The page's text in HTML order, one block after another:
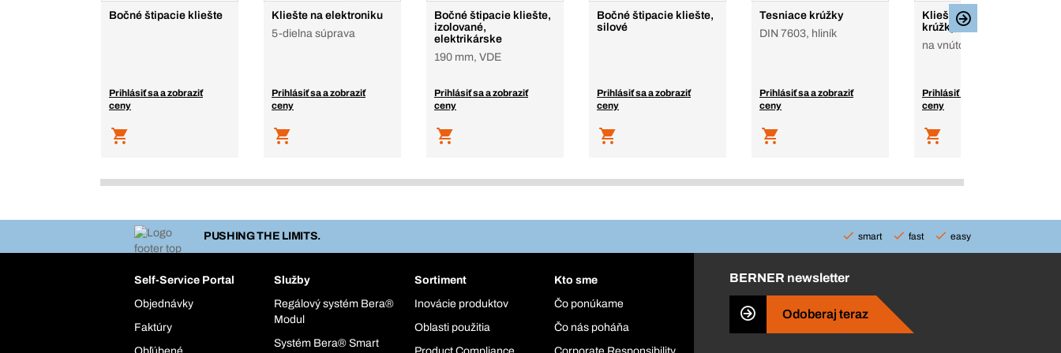
Bočné štipacie kliešte
Prihlásiť sa a zobraziť
ceny
Kliešte na elektroniku
5-dielna súprava
Prihlásiť sa a zobraziť
ceny
Bočné štipacie kliešte,
izolované,
elektrikárske
190 mm, VDE
Prihlásiť sa a zobraziť
ceny
Bočné štipacie kliešte,
silové
Prihlásiť sa a zobraziť
ceny
Tesniace krúžky
DIN 7603, hliník
Prihlásiť sa a zobraziť
ceny
Kliešte na poistné
krúžky, priame
na vnútorné
Prihlásiť sa a zobraziť
ceny
PUSHING THE LIMITS. smart fast easy
Self-Service Portal
Objednávky
Faktúry
Služby
Regálový systém Bera®
Modul
Systém Bera® Smart
Sortiment
Inovácie produktov
Oblasti použitia
Kto sme
Čo ponúkame
Čo nás poháňa
BERNER newsletter
Odoberaj teraz